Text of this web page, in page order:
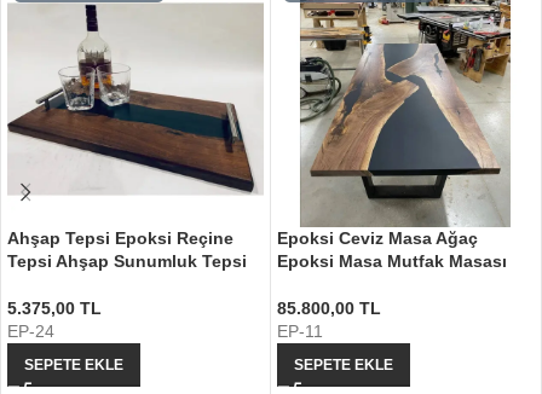
Ahşap Tepsi Epoksi Reçine
Tepsi Ahşap Sunumluk Tepsi
5.375,00 TL
EP-24
SEPETE EKLE
Epoksi Ceviz Masa Ağaç
Epoksi Masa Mutfak Masası
85.800,00 TL
EP-11
SEPETE EKLE